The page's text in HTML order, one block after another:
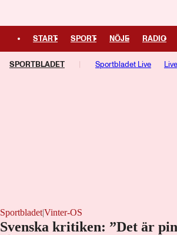
START SPORT NÖJE RADIO
TIPSA KULTUR LEDARE
SPORTBLADET Sportbladet Live
Sportbladet|Vinter-OS
Svenska kritiken: ”Det är